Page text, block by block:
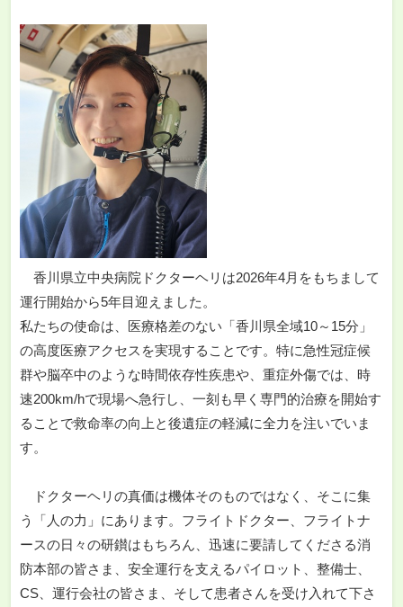
香川県立中央病院ドクターヘリは2026年4月をもちまして
運行開始から5年目迎えました。
私たちの使命は、医療格差のない「香川県全域10～15分」
の高度医療アクセスを実現することです。特に急性冠症候
群や脳卒中のような時間依存性疾患や、重症外傷では、時
速200km/hで現場へ急行し、一刻も早く専門的治療を開始す
ることで救命率の向上と後遺症の軽減に全力を注いでいま
す。
ドクターヘリの真価は機体そのものではなく、そこに集
う「人の力」にあります。フライトドクター、フライトナ
ースの日々の研鑚はもちろん、迅速に要請してくださる消
防本部の皆さま、安全運行を支えるパイロット、整備士、
CS、運行会社の皆さま、そして患者さんを受け入れて下さ